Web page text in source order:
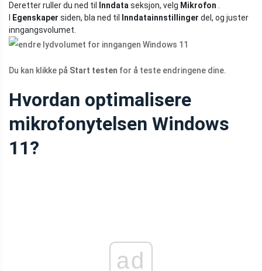
Deretter ruller du ned til
Inndataseksjon, velg Mikrofon .
Egenskaper siden, bla ned til Inndatainnstillinger del, og juster
inngangsvolumet.
Du kan klikke på Start testen for å teste endringene dine.
Hvordan optimalisere
mikrofonytelsen Windows
11?
ad